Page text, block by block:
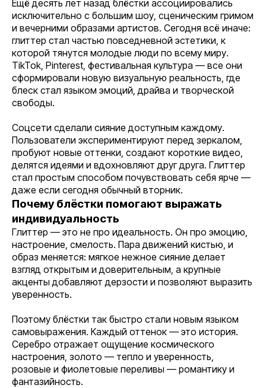
Ещё десять лет назад блёстки ассоциировались
исключительно с большим шоу, сценическим гримом
и вечерними образами артистов. Сегодня всё иначе:
глиттер стал частью повседневной эстетики, к
которой тянутся молодые люди по всему миру.
TikTok, Pinterest, фестивальная культура — все они
сформировали новую визуальную реальность, где
блеск стал языком эмоций, драйва и творческой
свободы.
Соцсети сделали сияние доступным каждому.
Пользователи экспериментируют перед зеркалом,
пробуют новые оттенки, создают короткие видео,
делятся идеями и вдохновляют друг друга. Глиттер
стал простым способом почувствовать себя ярче —
даже если сегодня обычный вторник.
Почему блёстки помогают выражать
индивидуальность
Глиттер — это не про идеальность. Он про эмоцию,
настроение, смелость. Пара движений кистью, и
образ меняется: мягкое нежное сияние делает
взгляд открытым и доверительным, а крупные
акценты добавляют дерзости и позволяют выразить
уверенность.
Поэтому блёстки так быстро стали новым языком
самовыражения. Каждый оттенок — это история.
Серебро отражает ощущение космического
настроения, золото — тепло и уверенность,
розовые и фиолетовые переливы — романтику и
фантазийность.